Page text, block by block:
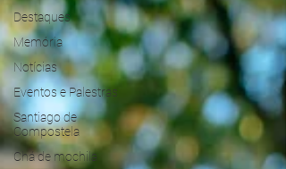
Destaques
Memória
Notícias
Eventos e Palestras
Santiago de
Compostela
Chá de mochila